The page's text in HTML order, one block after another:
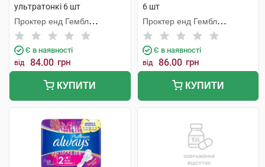
ультратонкі 6 шт
Проктер енд Гембл
Мануфекчурінг
Є в наявності
від 84.00 грн
КУПИТИ
6 шт
Проктер енд Гембл
Мануфекчурінг
Є в наявності
від 86.00 грн
КУПИТИ